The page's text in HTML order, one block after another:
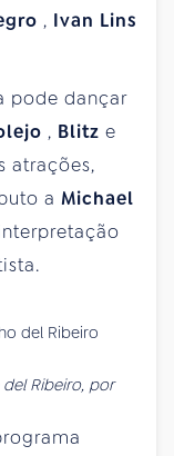
, Ivan Lins
pode dançar
, Blitz e
atrações,
a Michael
Ribeiro, por